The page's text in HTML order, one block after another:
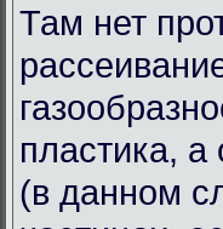
Там нет
пластика,
(в данном